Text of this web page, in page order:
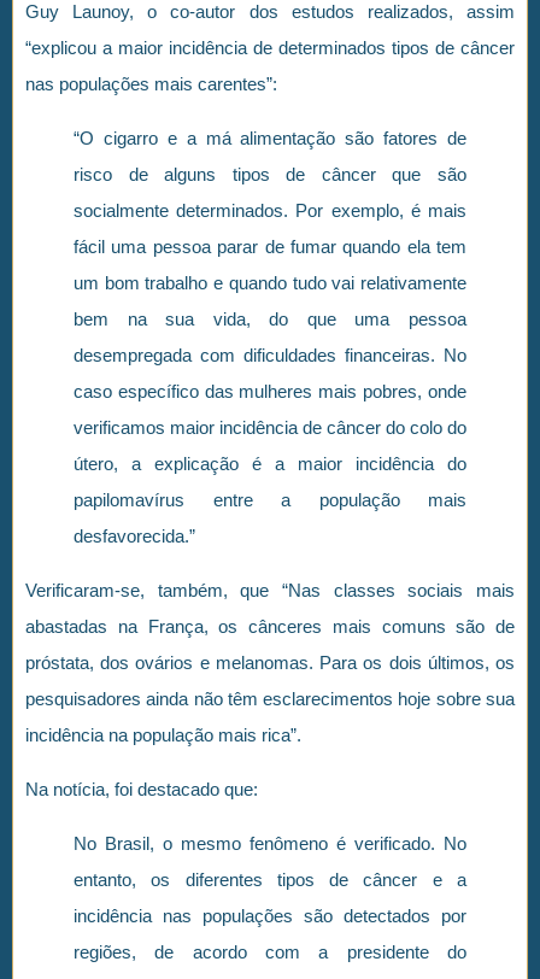
Guy Launoy, o co-autor dos estudos realizados, assim
“explicou a maior incidência de determinados tipos de câncer
nas populações mais carentes”:
“O cigarro e a má alimentação são fatores de
risco de alguns tipos de câncer que são
socialmente determinados. Por exemplo, é mais
fácil uma pessoa parar de fumar quando ela tem
um bom trabalho e quando tudo vai relativamente
bem na sua vida, do que uma pessoa
desempregada com dificuldades financeiras. No
caso específico das mulheres mais pobres, onde
verificamos maior incidência de câncer do colo do
útero, a explicação é a maior incidência do
papilomavírus entre a população mais
desfavorecida.”
Verificaram-se, também, que “Nas classes sociais mais
abastadas na França, os cânceres mais comuns são de
próstata, dos ovários e melanomas. Para os dois últimos, os
pesquisadores ainda não têm esclarecimentos hoje sobre sua
incidência na população mais rica”.
Na notícia, foi destacado que:
No Brasil, o mesmo fenômeno é verificado. No
entanto, os diferentes tipos de câncer e a
incidência nas populações são detectados por
regiões, de acordo com a presidente do